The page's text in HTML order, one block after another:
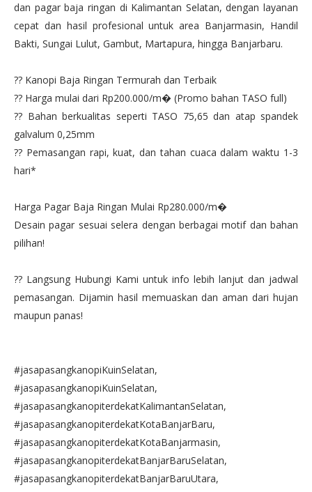
dan pagar baja ringan di Kalimantan Selatan, dengan layanan
cepat dan hasil profesional untuk area Banjarmasin, Handil
Bakti, Sungai Lulut, Gambut, Martapura, hingga Banjarbaru.
?? Kanopi Baja Ringan Termurah dan Terbaik
?? Harga mulai dari Rp200.000/m� (Promo bahan TASO full)
?? Bahan berkualitas seperti TASO 75,65 dan atap spandek
galvalum 0,25mm
?? Pemasangan rapi, kuat, dan tahan cuaca dalam waktu 1-3
hari*
Harga Pagar Baja Ringan Mulai Rp280.000/m�
Desain pagar sesuai selera dengan berbagai motif dan bahan
pilihan!
?? Langsung Hubungi Kami untuk info lebih lanjut dan jadwal
pemasangan. Dijamin hasil memuaskan dan aman dari hujan
maupun panas!
#jasapasangkanopiKuinSelatan,
#jasapasangkanopiKuinSelatan,
#jasapasangkanopiterdekatKalimantanSelatan,
#jasapasangkanopiterdekatKotaBanjarBaru,
#jasapasangkanopiterdekatKotaBanjarmasin,
#jasapasangkanopiterdekatBanjarBaruSelatan,
#jasapasangkanopiterdekatBanjarBaruUtara,